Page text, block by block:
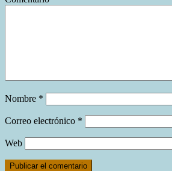
Nombre *
Correo electrónico *
Web